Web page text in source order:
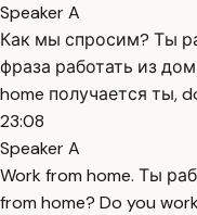
Speaker A
Как мы спросим? Ты
фраза работать из
home получается ты,
23:08
Speaker A
Work from home. Ты
from home? Do you